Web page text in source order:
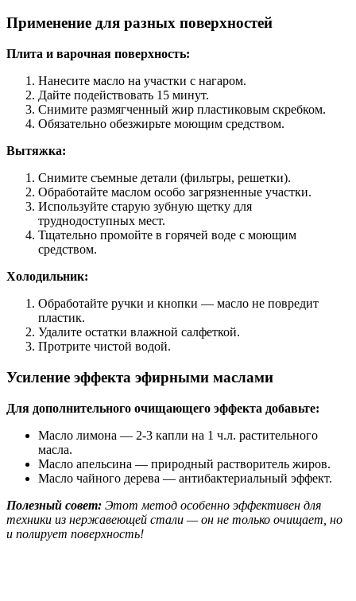
Применение для разных поверхностей
Плита и варочная поверхность:
Нанесите масло на участки с нагаром.
Дайте подействовать 15 минут.
Снимите размягченный жир пластиковым скребком.
Обязательно обезжирьте моющим средством.
Вытяжка:
Снимите съемные детали (фильтры, решетки).
Обработайте маслом особо загрязненные участки.
Используйте старую зубную щетку для
труднодоступных мест.
Тщательно промойте в горячей воде с моющим
средством.
Холодильник:
Обработайте ручки и кнопки — масло не повредит
пластик.
Удалите остатки влажной салфеткой.
Протрите чистой водой.
Усиление эффекта эфирными маслами
Для дополнительного очищающего эффекта добавьте:
Масло лимона — 2-3 капли на 1 ч.л. растительного
масла.
Масло апельсина — природный растворитель жиров.
Масло чайного дерева — антибактериальный эффект.
Полезный совет: Этот метод особенно эффективен для
техники из нержавеющей стали — он не только очищает, но
и полирует поверхность!